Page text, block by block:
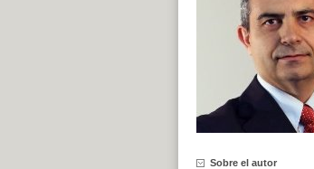
Sobre el autor